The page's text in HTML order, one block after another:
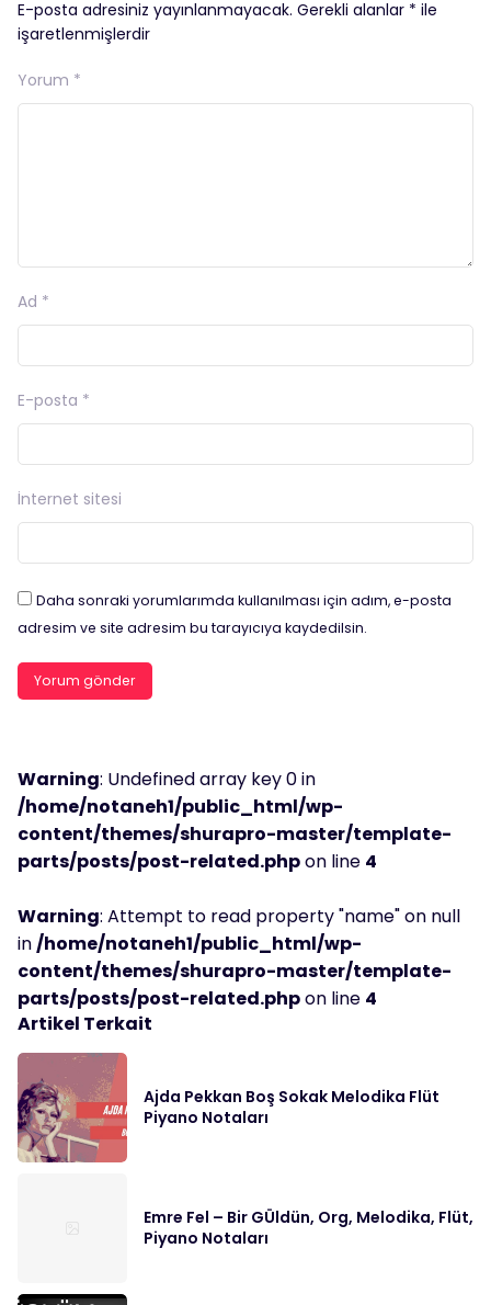
E-posta adresiniz yayınlanmayacak. Gerekli alanlar * ile
işaretlenmişlerdir
Yorum *
Ad *
E-posta *
İnternet sitesi
Daha sonraki yorumlarımda kullanılması için adım, e-posta
adresim ve site adresim bu tarayıcıya kaydedilsin.
Warning: Undefined array key 0 in
/home/notaneh1/public_html/wp-
content/themes/shurapro-master/template-
parts/posts/post-related.phpon line 4
Warning: Attempt to read property "name" on null
in /home/notaneh1/public_html/wp-
content/themes/shurapro-master/template-
parts/posts/post-related.phpon line 4
Artikel Terkait
Ajda Pekkan Boş Sokak Melodika Flüt
Piyano Notaları
Emre Fel – Bir GÜldün, Org, Melodika, Flüt,
Piyano Notaları